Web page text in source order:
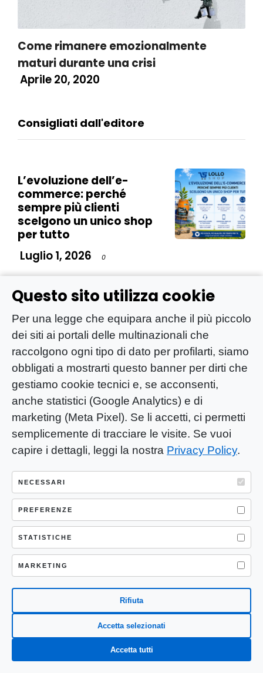
Questo sito utilizza cookie
Per una legge che equipara anche il più piccolo
dei siti ai portali delle multinazionali che
raccolgono ogni tipo di dato per profilarti, siamo
obbligati a mostrarti questo banner per dirti che
gestiamo cookie tecnici e, se acconsenti,
anche statistici (Google Analytics) e di
marketing (Meta Pixel). Se li accetti, ci permetti
semplicemente di tracciare le visite. Se vuoi
capire i dettagli, leggi la nostra Privacy Policy.
NECESSARI
PREFERENZE
STATISTICHE
MARKETING
Rifiuta
Accetta selezionati
Accetta tutti
Come rimanere emozionalmente
maturi durante una crisi
Aprile 20, 2020
Consigliati dall'editore
L’evoluzione dell’e-
commerce: perché
sempre più clienti
scelgono un unico shop
per tutto
Luglio 1, 2026
0
Dalle app ai farmaci:
perché la vera perdita di
peso non è un’equazione
semplice
Febbraio 24, 2026
Conto deposito: quali
condizioni offrono le
banche?
Febbraio 19, 2026
0
Come preparare un libro
per le fiere o gli eventi:
checklist pratica
Dicembre 19, 2025
0